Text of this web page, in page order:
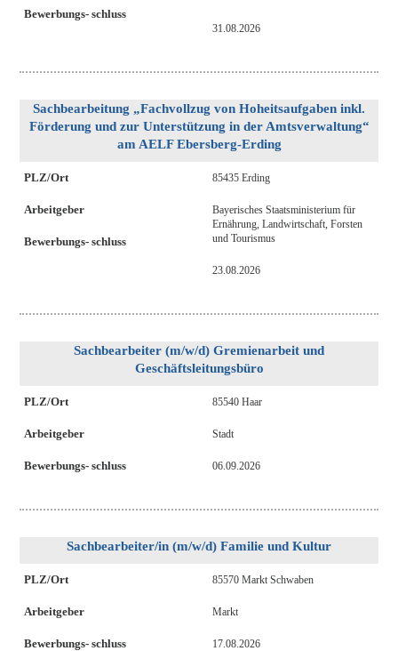
Bewerbungs- schluss
31.08.2026
Sachbearbeitung „Fachvollzug von Hoheitsaufgaben inkl.
Förderung und zur Unterstützung in der Amtsverwaltung“
am AELF Ebersberg-Erding
PLZ/Ort
Arbeitgeber
Bewerbungs- schluss
85435 Erding
Bayerisches Staatsministerium für
Ernährung, Landwirtschaft, Forsten
und Tourismus
23.08.2026
Sachbearbeiter (m/w/d) Gremienarbeit und
Geschäftsleitungsbüro
PLZ/Ort
Arbeitgeber
Bewerbungs- schluss
85540 Haar
Stadt
06.09.2026
Sachbearbeiter/in (m/w/d) Familie und Kultur
PLZ/Ort
Arbeitgeber
Bewerbungs- schluss
85570 Markt Schwaben
Markt
17.08.2026